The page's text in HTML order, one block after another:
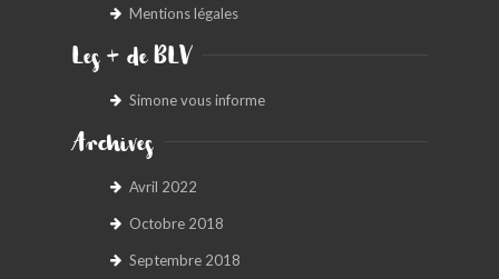
Mentions légales
Les + de BLV
Simone vous informe
Archives
Avril 2022
Octobre 2018
Septembre 2018